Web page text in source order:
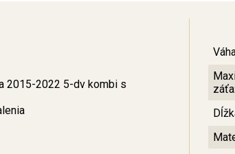
2015-2022 5-dv kombi s